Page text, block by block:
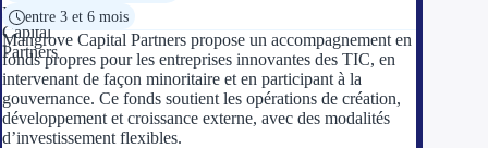
Nos partenaires
Contactez-nous
entre 3 et 6 mois
Mangrove Capital Partners propose un accompagnement en
fonds propres pour les entreprises innovantes des TIC, en
intervenant de façon minoritaire et en participant à la
gouvernance. Ce fonds soutient les opérations de création,
développement et croissance externe, avec des modalités
d’investissement flexibles.